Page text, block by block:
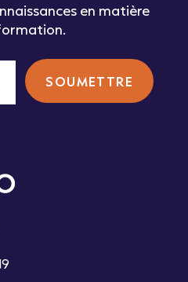
en matière